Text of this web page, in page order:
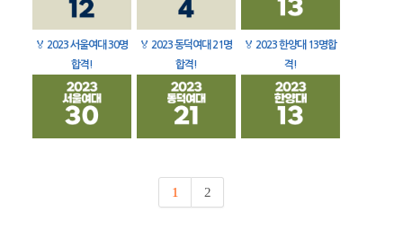
🏅 2023 서울여대 30명
합격!
🏅 2023 동덕여대 21명
합격!
🏅 2023 한양대 13명합
격!
1 2